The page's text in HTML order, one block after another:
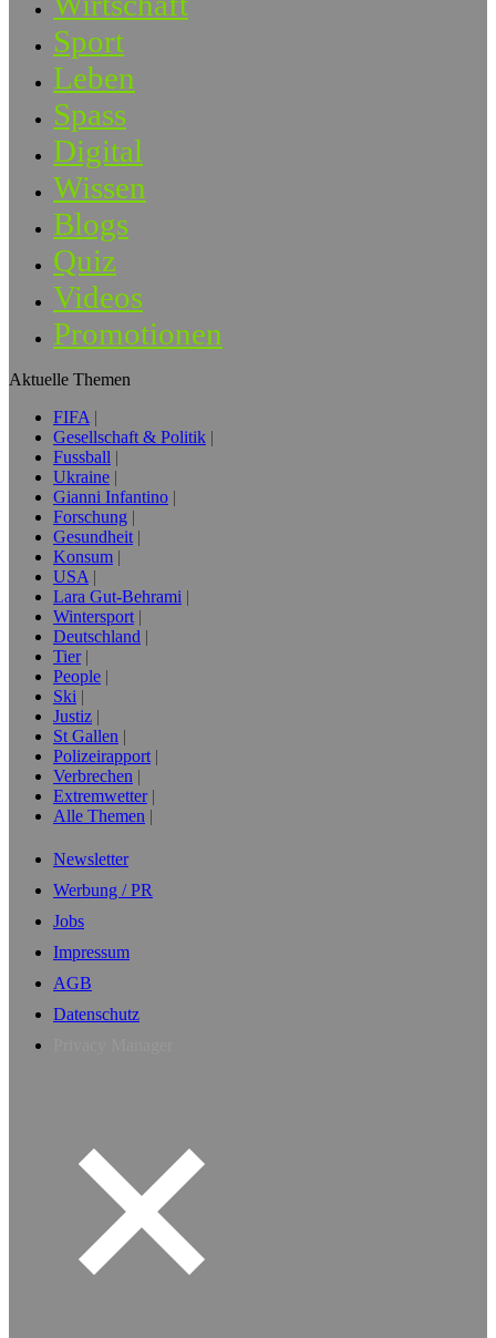
Sport
Leben
Spass
Digital
Wissen
Blogs
Quiz
Videos
Promotionen
Aktuelle Themen
FIFA
Gesellschaft & Politik
Fussball
Ukraine
Gianni Infantino
Forschung
Gesundheit
Konsum
USA
Lara Gut-Behrami
Wintersport
Deutschland
Tier
People
Ski
Justiz
St Gallen
Polizeirapport
Verbrechen
Extremwetter
Alle Themen
Newsletter
Werbung / PR
Jobs
Impressum
AGB
Datenschutz